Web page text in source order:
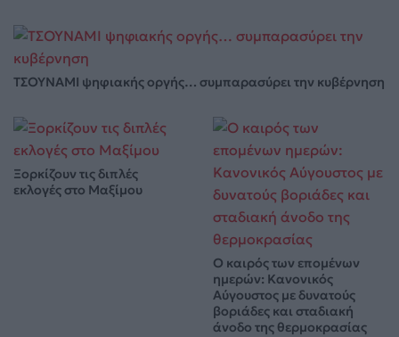
ΤΣΟΥΝΑΜΙ ψηφιακής οργής… συμπαρασύρει την κυβέρνηση
Ξορκίζουν τις διπλές
εκλογές στο Μαξίμου
Ο καιρός των επομένων
ημερών: Κανονικός
Αύγουστος με δυνατούς
βοριάδες και σταδιακή
άνοδο της θερμοκρασίας